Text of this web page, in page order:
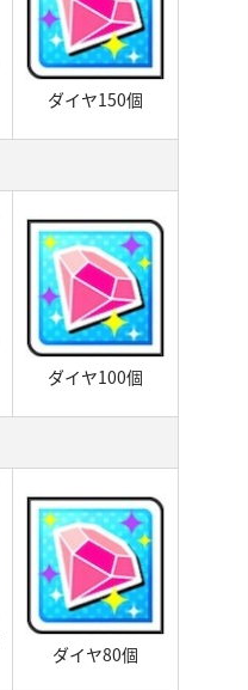
ダイヤ150個
ダイヤ100個
ダイヤ80個